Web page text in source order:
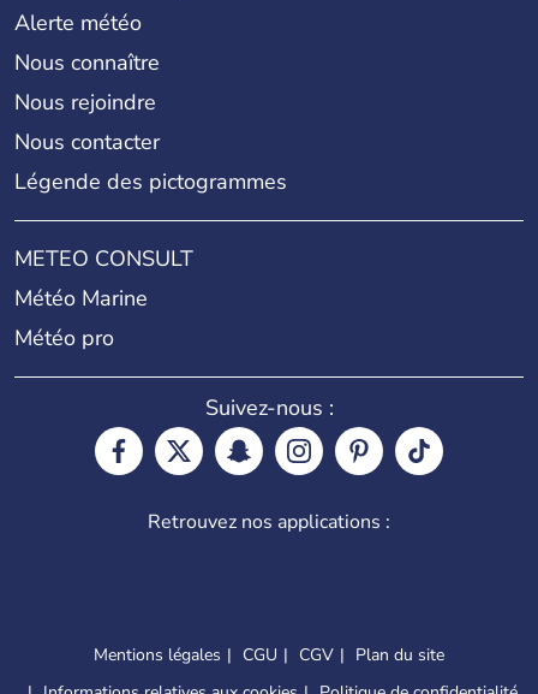
Alerte météo
Nous connaître
Nous rejoindre
Nous contacter
Légende des pictogrammes
METEO CONSULT
Météo Marine
Météo pro
Suivez-nous :
Retrouvez nos applications :
Mentions légales CGU CGV
Plan du site